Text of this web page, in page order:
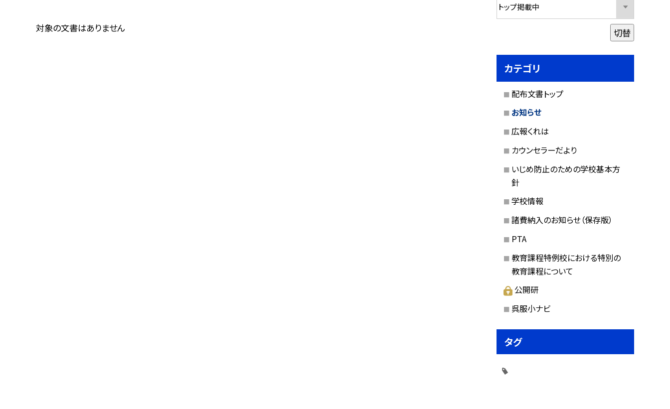
対象の文書はありません 切替
カテゴリ
配布文書トップ
お知らせ
広報くれは
カウンセラーだより
いじめ防止のための学校基本方
針
学校情報
諸費納入のお知らせ（保存版）
PTA
教育課程特例校における特別の
教育課程について
公開研
呉服小ナビ
タグ